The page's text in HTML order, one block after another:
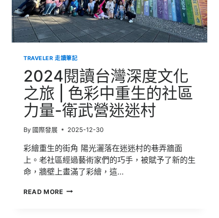
TRAVELER 走讀筆記
2024閱讀台灣深度文化
之旅 | 色彩中重生的社區
力量-衛武營迷迷村
By 國際發展 2025-12-30
彩繪重生的街角 陽光灑落在迷迷村的巷弄牆面
上。老社區經過藝術家們的巧手，被賦予了新的生
命，牆壁上畫滿了彩繪，這…
READ MORE 2024